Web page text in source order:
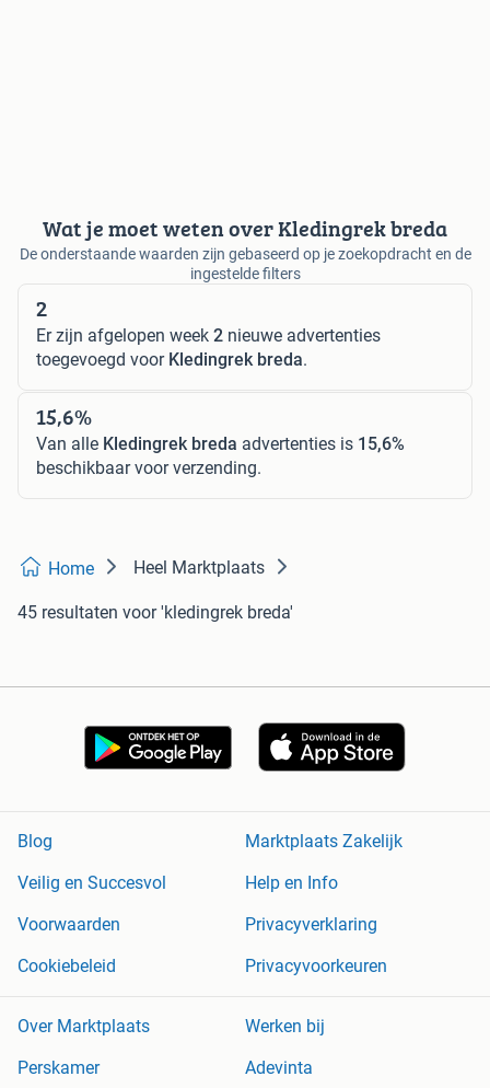
Wat je moet weten over Kledingrek breda
De onderstaande waarden zijn gebaseerd op je zoekopdracht en de
ingestelde filters
2
Er zijn afgelopen week 2 nieuwe advertenties
toegevoegd voor Kledingrek breda.
15,6%
Van alle Kledingrek breda advertenties is 15,6%
beschikbaar voor verzending.
Home Heel Marktplaats
45 resultaten voor 'kledingrek breda'
Blog
Marktplaats Zakelijk
Veilig en Succesvol
Help en Info
Voorwaarden
Privacyverklaring
Cookiebeleid
Privacyvoorkeuren
Over Marktplaats
Werken bij
Perskamer
Adevinta